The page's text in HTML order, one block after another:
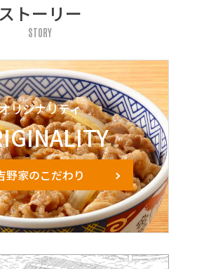
ストーリー
STORY
リジナリティ
野家のこだわり